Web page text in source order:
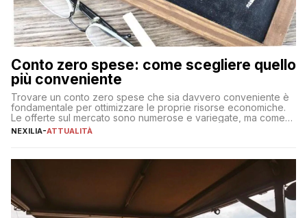
Conto zero spese: come scegliere quello
più conveniente
Trovare un conto zero spese che sia davvero conveniente è
fondamentale per ottimizzare le proprie risorse economiche.
Le offerte sul mercato sono numerose e variegate, ma come
individuare quella più adatta alle proprie esigenze senza
sul […]
NEXILIA-ATTUALITÀ